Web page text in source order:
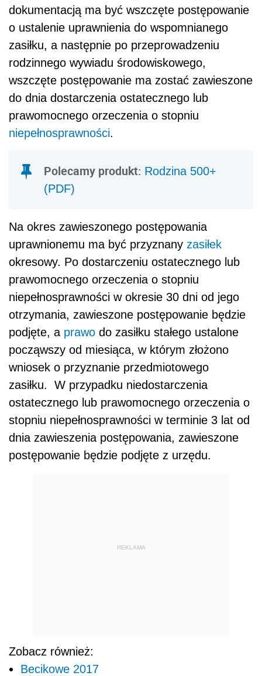
dokumentacją ma być wszczęte postępowanie
o ustalenie uprawnienia do wspomnianego
zasiłku, a następnie po przeprowadzeniu
rodzinnego wywiadu środowiskowego,
wszczęte postępowanie ma zostać zawieszone
do dnia dostarczenia ostatecznego lub
prawomocnego orzeczenia o stopniu
niepełnosprawności.
Polecamy produkt: Rodzina 500+
(PDF)
Na okres zawieszonego postępowania
uprawnionemu ma być przyznany zasiłek
okresowy. Po dostarczeniu ostatecznego lub
prawomocnego orzeczenia o stopniu
niepełnosprawności w okresie 30 dni od jego
otrzymania, zawieszone postępowanie będzie
podjęte, a prawo do zasiłku stałego ustalone
począwszy od miesiąca, w którym złożono
wniosek o przyznanie przedmiotowego
zasiłku. W przypadku niedostarczenia
ostatecznego lub prawomocnego orzeczenia o
stopniu niepełnosprawności w terminie 3 lat od
dnia zawieszenia postępowania, zawieszone
postępowanie będzie podjęte z urzędu.
REKLAMA
Zobacz również:
Becikowe 2017